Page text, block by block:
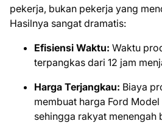
pekerja, bukan pekerja yang
Hasilnya sangat dramatis:
Efisiensi Waktu: Waktu
terpangkas dari 12 jam
Harga Terjangkau: Biaya
membuat harga Ford
sehingga rakyat menengah